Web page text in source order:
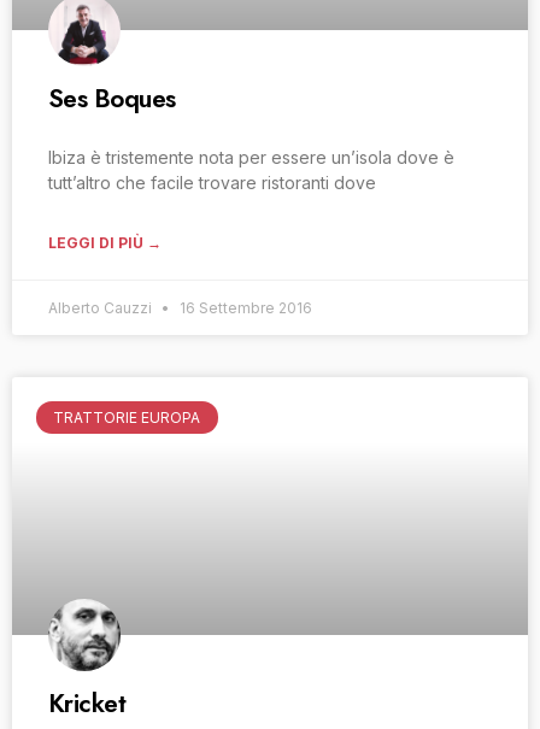
Ses Boques
Ibiza è tristemente nota per essere un’isola dove è
tutt’altro che facile trovare ristoranti dove
LEGGI DI PIÙ →
Alberto Cauzzi 16 Settembre 2016
TRATTORIE EUROPA
Kricket